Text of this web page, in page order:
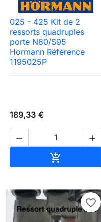
025 - 425 Kit de 2
ressorts quadruples
porte N80/S95
Hormann Référence
1195025P
189,33 €
 

favorite_border